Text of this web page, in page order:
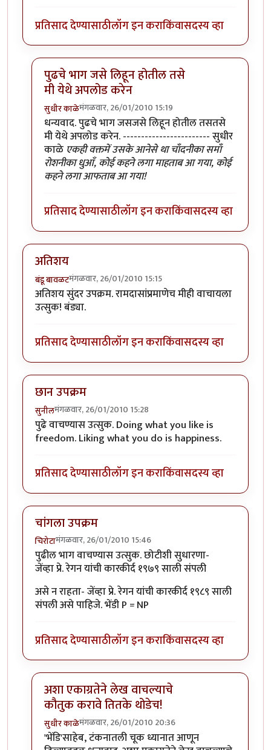
प्रतिसाद देण्यासाठीलॉग इन कराकिंवासदस्य व्हा
पुढचे भाग जसे लिहून होतील तसे
मी येथे अपलोड करेन
सुधीर काळेमंगळवार, 26/01/2010 15:19
In reply toअभिनंदन .byरामदास
धन्यवाद. पुढचे भाग जसजसे लिहून होतील तसतसे
मी येथे अपलोड करेन. ------------------------ सुधीर
काळे एकही वक्तमें उसके आनेसे था चाँदनीका समाँ
रोशनीका धुआँ, कोई कहने लगा माहताब आ गया, कोई
कहने लगा आफताब आ गया!
प्रतिसाद देण्यासाठीलॉग इन कराकिंवासदस्य व्हा
अतिशय
बंडू बावळटमंगळवार, 26/01/2010 15:15
अतिशय सुंदर उपक्रम. रामदासांप्रमाणेच मीही वाचायला
उत्सुक! बंड्या.
प्रतिसाद देण्यासाठीलॉग इन कराकिंवासदस्य व्हा
छान उपक्रम
सुनीलमंगळवार, 26/01/2010 15:28
पुढे वाचण्यास उत्सुक. Doing what you like is
freedom. Liking what you do is happiness.
प्रतिसाद देण्यासाठीलॉग इन कराकिंवासदस्य व्हा
चांगला उपक्रम
चिरोटामंगळवार, 26/01/2010 15:46
पुढील भाग वाचण्यास उत्सुक. छोटीशी सुधारणा-
जेंव्हा प्रे. रेगन यांची कारकीर्द १९७९ साली संपली
असे न राहता- जेंव्हा प्रे. रेगन यांची कारकीर्द १९८९ साली
संपली असे पाहिजे. भेंडी P = NP
प्रतिसाद देण्यासाठीलॉग इन कराकिंवासदस्य व्हा
अशा एकाग्रतेने लेख वाचल्याचे
कौतुक करावे तितके थोडेच!
सुधीर काळेमंगळवार, 26/01/2010 20:36
In reply toचांगला उपक्रमbyचिरोटा
'भेंडि'साहेब, टंकनातली चूक ध्यानात आणून